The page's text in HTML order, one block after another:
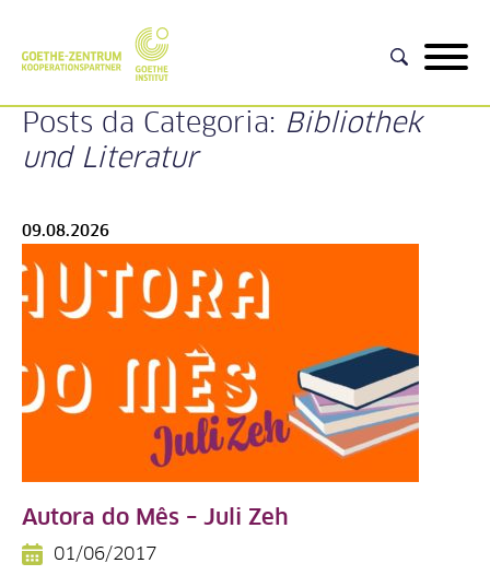
Posts da Categoria: Bibliothek
und Literatur
09.08.2026
Autora do Mês – Juli Zeh
01/06/2017